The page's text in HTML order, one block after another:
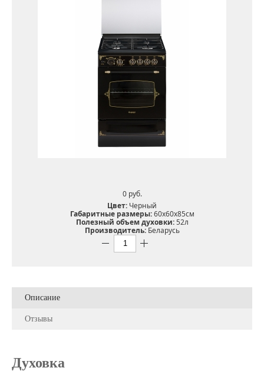
0 pуб.
Цвет: Черный
Габаритные размеры:60х60х85см
Полезный объем духовки:52л
Производитель:Беларусь
Описание
Отзывы
Духовка